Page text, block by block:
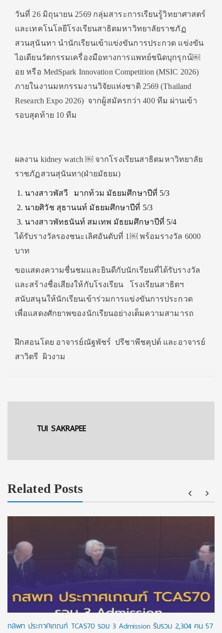
วันที่ 26 มิถุนายน 2569 กลุ่มสาระการเรียนรู้วิทยาศาสตร์
และเทคโนโลยีโรงเรียนสาธิตมหาวิทยาลัยราชภัฏ
สวนสุนันทา นำนักเรียนเข้าแข่งขันการประกวด แข่งขัน
ไอเดียนวัตกรรมเครื่องมือทางการแพทย์ชนิดบุกรุกน้￼
อย หรือ MedSpark Innovation Competition (MSIC 2026)
ภายในงานมหกรรมงานวิจัยแห่งชาติ 2569 (Thailand
Research Expo 2026) จากผู้สมัครกว่า 400 ทีม ผ่านเข้า
รอบสุดท้าย 10 ทีม
ผลงาน kidney watch ￼ จากโรงเรียนสาธิตมหาวิทยาลัย
ราชภัฏสวนสุนันทา(ฝ่ายมัธยม)
นางสาวพัสวี มากท้วม มัธยมศึกษาปีที่ 5/3
นายศิวัช สุธานนท์ มัธยมศึกษาปีที่ 5/3
นางสาวพัทธนันท์ สมเทพ มัธยมศึกษาปีที่ 5/4
ได้รับรางวัลรองชนะเลิศอันดับที่ 1￼ พร้อมรางวัล 6000
บาท
ขอแสดงความชื่นชมและยินดีกับนักเรียนที่ได้รับรางวัล
และสร้างชื่อเสียงให้กับโรงเรียน โรงเรียนสาธิตฯ
สนับสนุนให้นักเรียนเข้าร่วมการแข่งขันการประกวด
เพื่อแสดงศักยาพของนักเรียนอย่างเต็มความสามารถ
ฝึกสอนโดย อาจารย์ณัฐพัชร์ ปรีชาพีชคุปต์ และอาจารย์
สาวิตรี ผิวงาม
TUI SAKRAPEE
Related Posts
กสพท ประกาศเกณฑ์ TCAS70 รอบ 3 Admission รับรวม 2,304 คน 57